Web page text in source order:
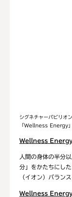
シグネチャーパビリ
「Wellness Energy」
Wellness
人間の身体の半分
分」をかたちにし
（イオン）バラン
Wellness